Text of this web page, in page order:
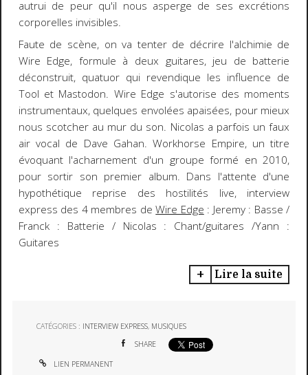
autrui de peur qu'il nous asperge de ses excrétions
corporelles invisibles.
Faute de scène, on va tenter de décrire l'alchimie de
Wire Edge, formule à deux guitares, jeu de batterie
déconstruit, quatuor qui revendique les influence de
Tool et Mastodon. Wire Edge s'autorise des moments
instrumentaux, quelques envolées apaisées, pour mieux
nous scotcher au mur du son. Nicolas a parfois un faux
air vocal de Dave Gahan. Workhorse Empire, un titre
évoquant l'acharnement d'un groupe formé en 2010,
pour sortir son premier album. Dans l'attente d'une
hypothétique reprise des hostilités live, interview
express des 4 membres deWire Edge : Jeremy : Basse /
Franck : Batterie / Nicolas : Chant/guitares /Yann :
Guitares
Lire la suite
CATÉGORIES : INTERVIEW EXPRESS, MUSIQUES
SHARE
LIEN PERMANENT